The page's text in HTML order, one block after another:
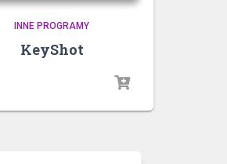
INNE PROGRAMY
KeyShot